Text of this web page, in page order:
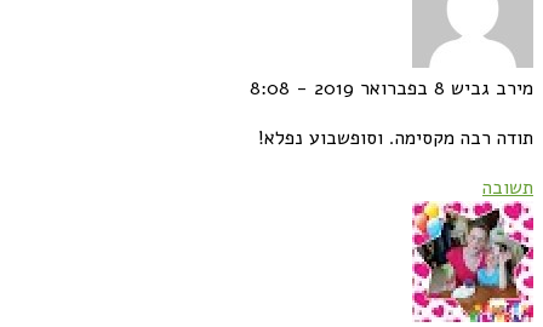
מירב גביש 8 בפברואר 2019 - 8:08
תודה רבה מקסימה. וסופשבוע נפלא!
תשובה